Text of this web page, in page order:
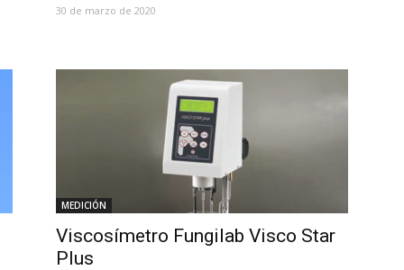
30 de marzo de 2020
MEDICIÓN
Viscosímetro Fungilab Visco Star
Plus